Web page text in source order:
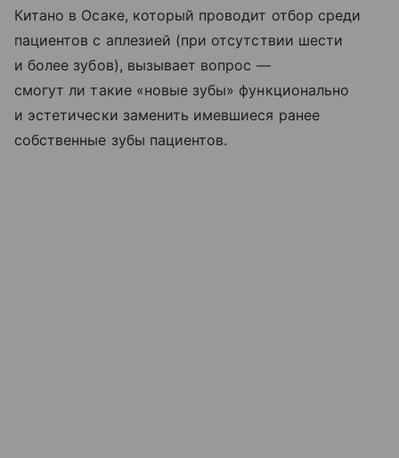
Китано в Осаке, который проводит отбор среди
пациентов с аплезией (при отсутствии шести
и более зубов), вызывает вопрос —
смогут ли такие «новые зубы» функционально
и эстетически заменить имевшиеся ранее
собственные зубы пациентов.